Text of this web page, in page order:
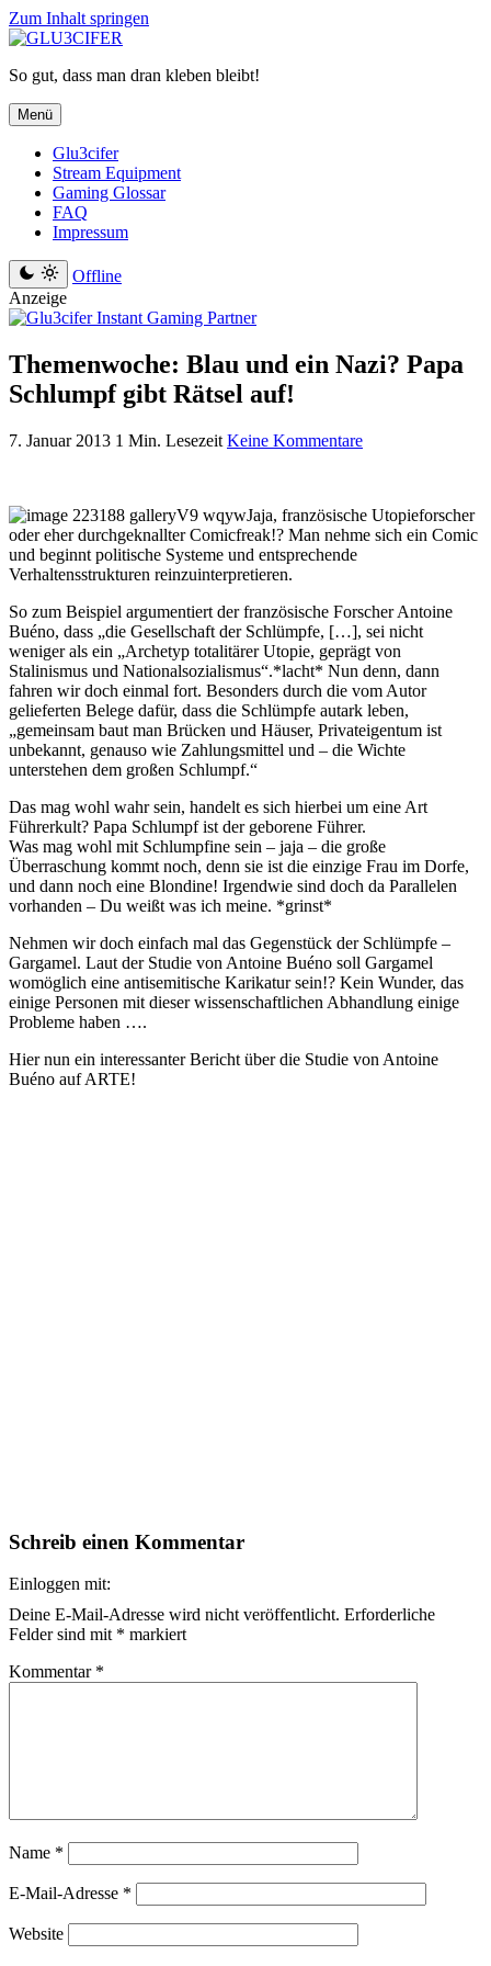
Zum Inhalt springen
So gut, dass man dran kleben bleibt!
Menü
Glu3cifer
Stream Equipment
Gaming Glossar
FAQ
Impressum
Offline
Anzeige
Themenwoche: Blau und ein Nazi? Papa
Schlumpf gibt Rätsel auf!
7. Januar 2013 1 Min. Lesezeit Keine Kommentare
Jaja, französische Utopieforscher
oder eher durchgeknallter Comicfreak!? Man nehme sich ein Comic
und beginnt politische Systeme und entsprechende
Verhaltensstrukturen reinzuinterpretieren.
So zum Beispiel argumentiert der französische Forscher Antoine
Buéno, dass „die Gesellschaft der Schlümpfe, […], sei nicht
weniger als ein „Archetyp totalitärer Utopie, geprägt von
Stalinismus und Nationalsozialismus“.*lacht* Nun denn, dann
fahren wir doch einmal fort. Besonders durch die vom Autor
gelieferten Belege dafür, dass die Schlümpfe autark leben,
„gemeinsam baut man Brücken und Häuser, Privateigentum ist
unbekannt, genauso wie Zahlungsmittel und – die Wichte
unterstehen dem großen Schlumpf.“
Das mag wohl wahr sein, handelt es sich hierbei um eine Art
Führerkult? Papa Schlumpf ist der geborene Führer.
Was mag wohl mit Schlumpfine sein – jaja – die große
Überraschung kommt noch, denn sie ist die einzige Frau im Dorfe,
und dann noch eine Blondine! Irgendwie sind doch da Parallelen
vorhanden – Du weißt was ich meine. *grinst*
Nehmen wir doch einfach mal das Gegenstück der Schlümpfe –
Gargamel. Laut der Studie von Antoine Buéno soll Gargamel
womöglich eine antisemitische Karikatur sein!? Kein Wunder, das
einige Personen mit dieser wissenschaftlichen Abhandlung einige
Probleme haben ….
Hier nun ein interessanter Bericht über die Studie von Antoine
Buéno auf ARTE!
Schreib einen Kommentar
Einloggen mit:
Deine E-Mail-Adresse wird nicht veröffentlicht. Erforderliche
Felder sind mit * markiert
Kommentar *
Name *
E-Mail-Adresse *
Website